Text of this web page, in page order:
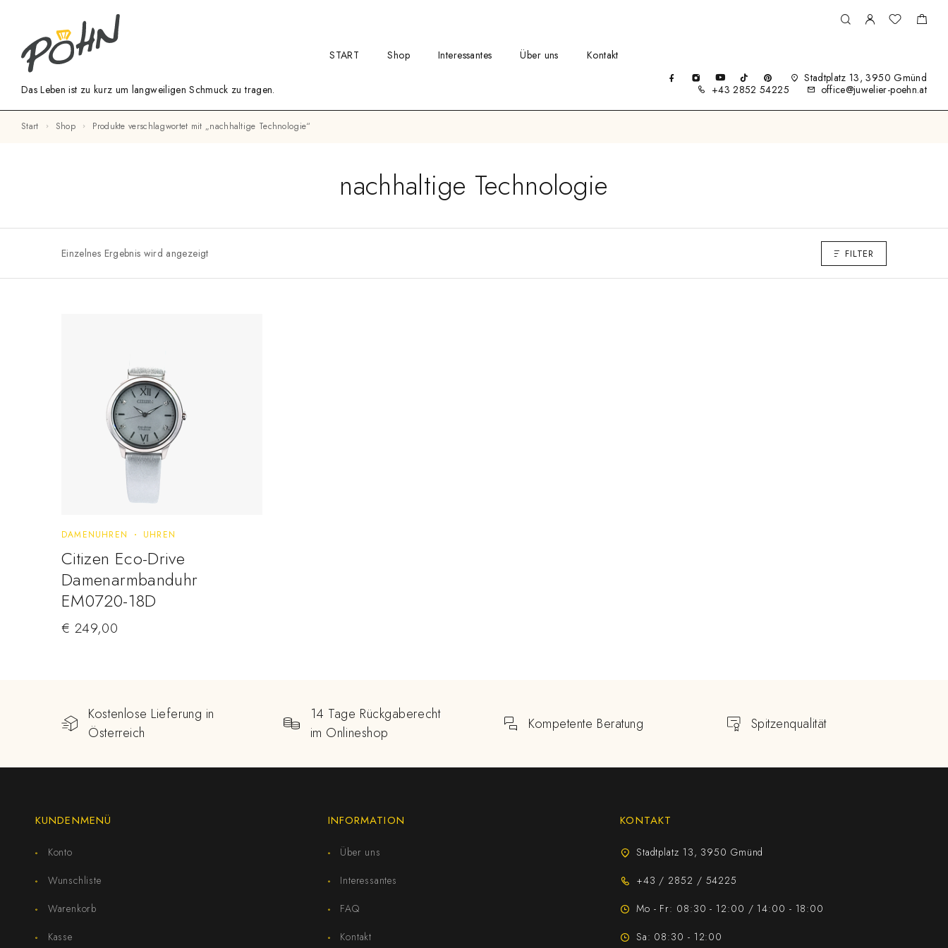
Das Leben ist zu kurz um langweiligen Schmuck zu tragen.
START Shop Interessantes Über uns
Kontakt
Stadtplatz 13, 3950 Gmünd
+43 2852 54225
office@juwelier-poehn.at
Start Shop Produkte verschlagwortet mit „nachhaltige Technologie“
nachhaltige Technologie
Einzelnes Ergebnis wird angezeigt FILTER
DAMENUHREN UHREN
Citizen Eco-Drive
Damenarmbanduhr
EM0720-18D
€ 249,00
Kostenlose Lieferung in
Österreich
14 Tage Rückgaberecht
im Onlineshop
Kompetente Beratung Spitzenqualität
KUNDENMENÜ
Konto
Wunschliste
Warenkorb
Kasse
INFORMATION
Über uns
Interessantes
FAQ
Kontakt
KONTAKT
Stadtplatz 13, 3950 Gmünd
+43 / 2852 / 54225
Mo - Fr: 08:30 - 12:00 / 14:00 - 18:00
Sa: 08:30 - 12:00